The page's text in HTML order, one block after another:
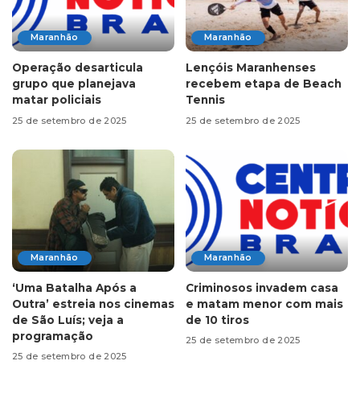
Maranhão
Operação desarticula
grupo que planejava
matar policiais
25 de setembro de 2025
Maranhão
Lençóis Maranhenses
recebem etapa de Beach
Tennis
25 de setembro de 2025
Maranhão
‘Uma Batalha Após a
Outra’ estreia nos cinemas
de São Luís; veja a
programação
25 de setembro de 2025
Maranhão
Criminosos invadem casa
e matam menor com mais
de 10 tiros
25 de setembro de 2025